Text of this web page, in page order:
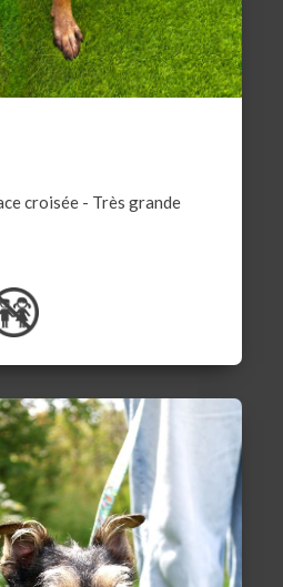
croisée - Très grande